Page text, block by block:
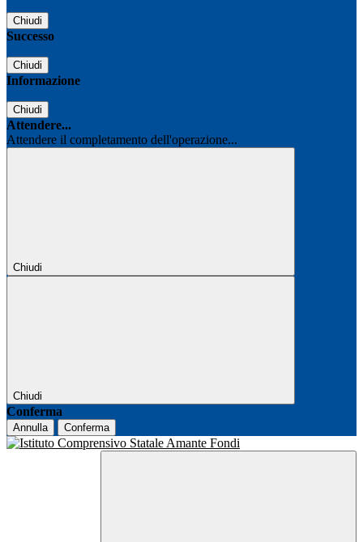
Chiudi
Successo
Chiudi
Informazione
Chiudi
Attendere...
Attendere il completamento dell'operazione...
Chiudi
Chiudi
Conferma
Annulla Conferma